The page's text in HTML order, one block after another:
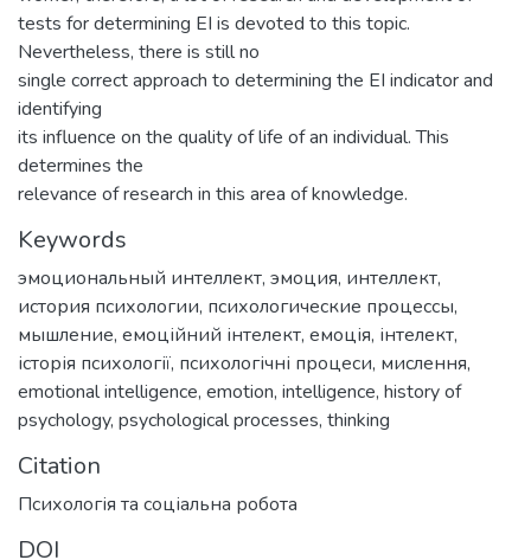
tests for determining EI is devoted to this topic.
Nevertheless, there is still no
single correct approach to determining the EI indicator and
identifying
its influence on the quality of life of an individual. This
determines the
relevance of research in this area of knowledge.
Keywords
эмоциональный интеллект, эмоция, интеллект,
история психологии, психологические процессы,
мышление, емоційний інтелект, емоція, інтелект,
історія психології, психологічні процеси, мислення,
emotional intelligence, emotion, intelligence, history of
psychology, psychological processes, thinking
Citation
Психологія та соціальна робота
DOI